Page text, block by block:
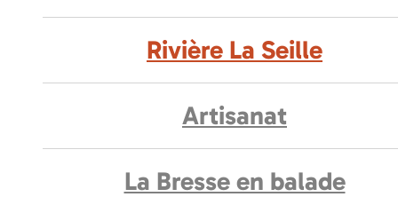
Rivière La Seille
Artisanat
La Bresse en balade